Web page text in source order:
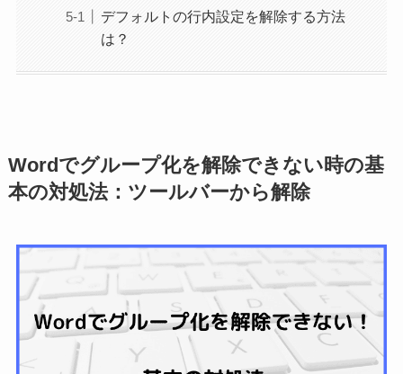
デフォルトの行内設定を解除する方法
は？
Wordでグループ化を解除できない時の基
本の対処法：ツールバーから解除